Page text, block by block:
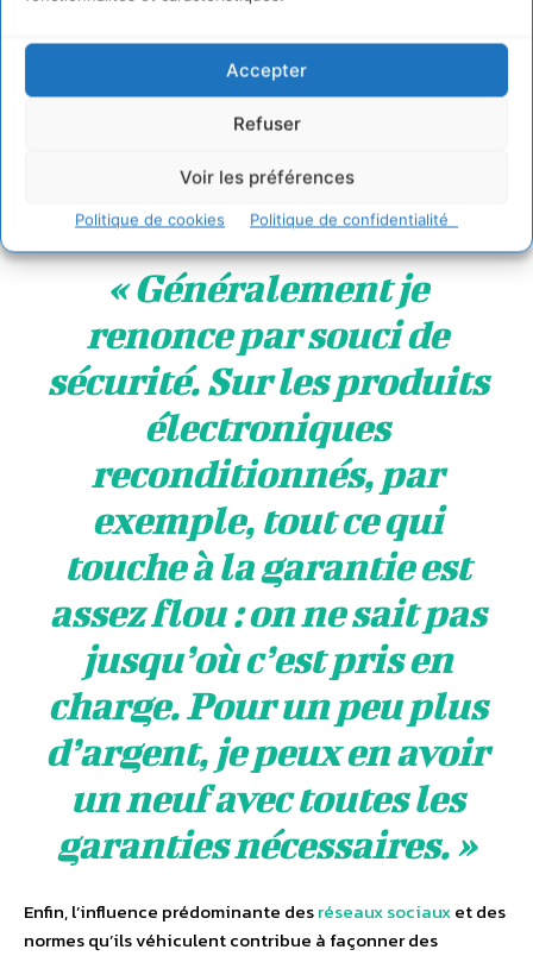
Accepter
Refuser
Voir les préférences
Politique de cookies Politique de confidentialité
Comment expliquer le succès des applis anti-gaspi ?
Une étudiante explique ses choix ainsi :
« Généralement je
renonce par souci de
sécurité. Sur les produits
électroniques
reconditionnés, par
exemple, tout ce qui
touche à la garantie est
assez flou : on ne sait pas
jusqu’où c’est pris en
charge. Pour un peu plus
d’argent, je peux en avoir
un neuf avec toutes les
garanties nécessaires. »
Enfin, l’influence prédominante desréseaux sociauxet des
normes qu’ils véhiculent contribue à façonner des